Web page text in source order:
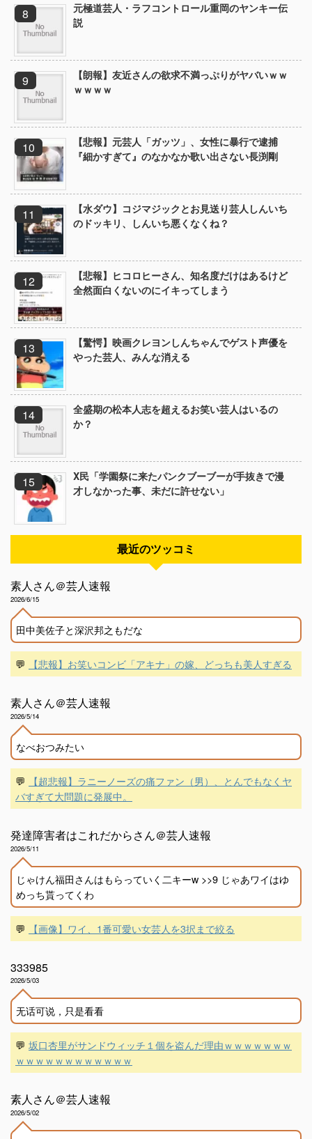
元極道芸人・ラフコントロール重岡のヤンキー伝
説
【朗報】友近さんの欲求不満っぷりがヤバいｗｗ
ｗｗｗｗ
【悲報】元芸人「ガッツ」、女性に暴行で逮捕
『細かすぎて』のなかなか歌い出さない長渕剛
【水ダウ】コジマジックとお見送り芸人しんいち
のドッキリ、しんいち悪くなくね？
【悲報】ヒコロヒーさん、知名度だけはあるけど
全然面白くないのにイキってしまう
【驚愕】映画クレヨンしんちゃんでゲスト声優を
やった芸人、みんな消える
全盛期の松本人志を超えるお笑い芸人はいるの
か？
X民「学園祭に来たパンクブーブーが手抜きで漫
才しなかった事、未だに許せない」
最近のツッコミ
素人さん＠芸人速報
2026/6/15
田中美佐子と深沢邦之もだな
💬 【悲報】お笑いコンビ「アキナ」の嫁、どっちも美人すぎる
素人さん＠芸人速報
2026/5/14
なべおつみたい
💬
【超悲報】ラニーノーズの痛ファン（男）、とんでもなくヤ
バすぎて大問題に発展中。
発達障害者はこれだからさん＠芸人速報
2026/5/11
じゃけん福田さんはもらっていく二キーw >>9 じゃあワイはゆ
めっち貰ってくわ
💬 【画像】ワイ、1番可愛い女芸人を3択まで絞る
333985
2026/5/03
无话可说，只是看看
💬 坂口杏里がサンドウィッチ１個を盗んだ理由ｗｗｗｗｗｗｗ
ｗｗｗｗｗｗｗｗｗｗｗｗ
素人さん＠芸人速報
2026/5/02